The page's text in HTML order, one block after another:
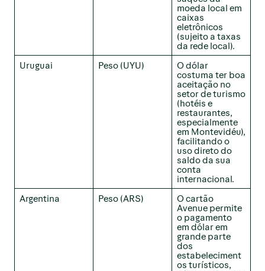
moeda local em
caixas
eletrônicos
(sujeito a taxas
da rede local).
Uruguai
Peso (UYU)
O dólar
costuma ter boa
aceitação no
setor de turismo
(hotéis e
restaurantes,
especialmente
em Montevidéu),
facilitando o
uso direto do
saldo da sua
conta
internacional.
Argentina
Peso (ARS)
O cartão
Avenue permite
o pagamento
em dólar em
grande parte
dos
estabeleciment
os turísticos,